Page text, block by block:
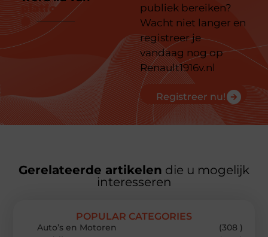
platform
publiek bereiken?
Wacht niet langer en
registreer je
vandaag nog op
Renault1916v.nl
Registreer nu!
Gerelateerde artikelen die u mogelijk
interesseren
POPULAR CATEGORIES
Auto’s en Motoren
(308 )